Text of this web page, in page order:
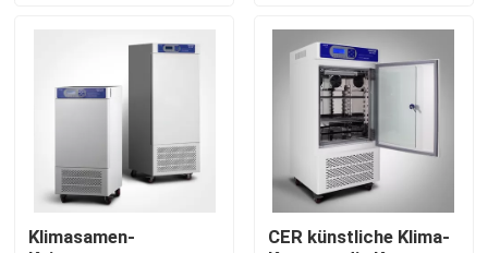
Thermostatischer Brutkasten
Abkühlender Brutkasten
Temperatur-Feuchtigkeits-Kammer
Klimakammer
Klimasamen-
CER künstliche Klima-